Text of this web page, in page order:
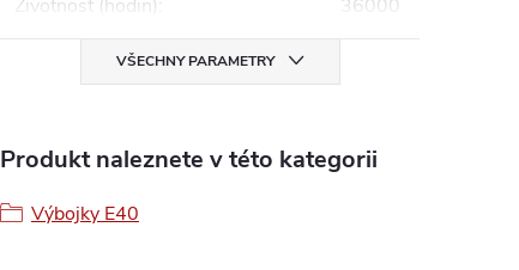
Životnost (hodin): 36000
VŠECHNY PARAMETRY
Produkt naleznete v této kategorii
Výbojky E40